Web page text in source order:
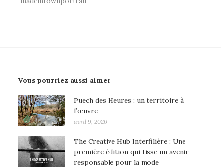
Vous pourriez aussi aimer
Puech des Heures : un territoire à
l’œuvre
avril 9, 2026
The Creative Hub Interfilière : Une
première édition qui tisse un avenir
responsable pour la mode